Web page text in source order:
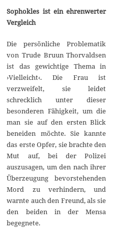
Sophokles ist ein ehrenwerter
Vergleich
Die persönliche Problematik
von Trude Bruun Thorvaldsen
ist das gewichtige Thema in
›Vielleicht‹. Die Frau ist
verzweifelt, sie leidet
schrecklich unter dieser
besonderen Fähigkeit, um die
man sie auf den ersten Blick
beneiden möchte. Sie kannte
das erste Opfer, sie brachte den
Mut auf, bei der Polizei
auszusagen, um den nach ihrer
Überzeugung bevorstehenden
Mord zu verhindern, und
warnte auch den Freund, als sie
den beiden in der Mensa
begegnete.